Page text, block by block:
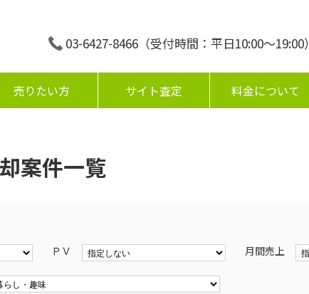
03-6427-8466 （受付時間：平日10:00〜19:00）
売りたい方 サイト査定 料金について
案件一覧
ＰＶ 月間売上